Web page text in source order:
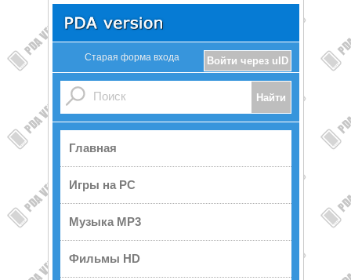
Войти через uID
Старая форма входа
Главная
Игры на PC
Музыка MP3
Фильмы HD